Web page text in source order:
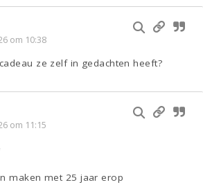
om 10:38
ze zelf in gedachten heeft?
om 11:15
maken met 25 jaar erop